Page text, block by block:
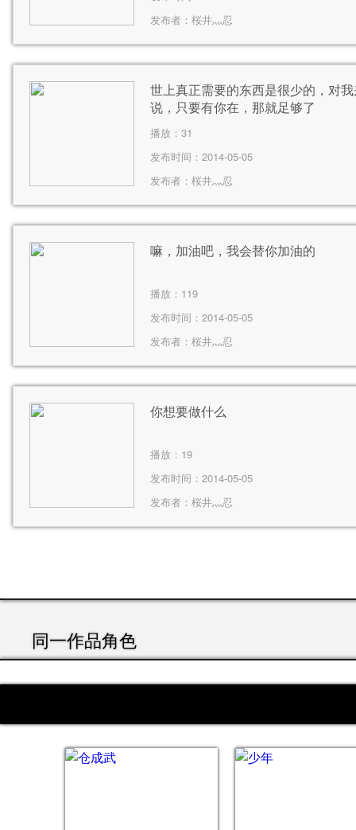
发布者： 桜井灬忍
世上真正需要的东西是很少的，对
说，只要有你在，那就足够了
播放： 31
发布时间：2014-05-05
发布者： 桜井灬忍
嘛，加油吧，我会替你加油的
播放： 119
发布时间：2014-05-05
发布者： 桜井灬忍
你想要做什么
播放： 19
发布时间：2014-05-05
发布者： 桜井灬忍
同一作品角色